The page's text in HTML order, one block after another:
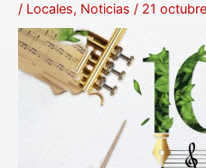
/ Locales, Noticias / 21